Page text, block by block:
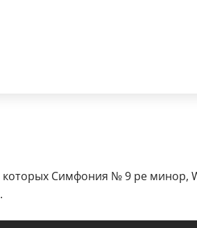
которых Симфония № 9 ре минор,